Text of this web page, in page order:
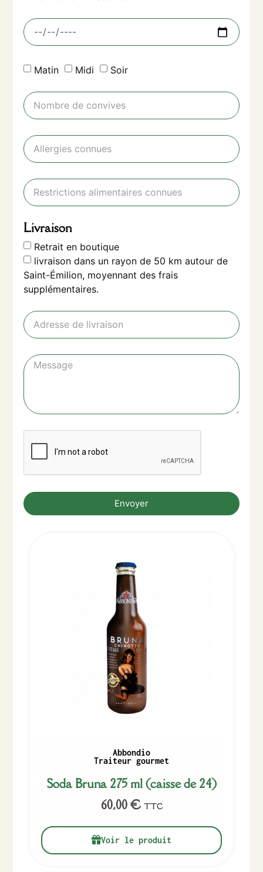
Matin Midi Soir
Livraison
Retrait en boutique
livraison dans un rayon de 50 km autour de
Saint-Émilion, moyennant des frais
supplémentaires.
Envoyer
Abbondio
Traiteur gourmet
Soda Bruna 275 ml (caisse de 24)
60,00€ TTC
Voir le produit